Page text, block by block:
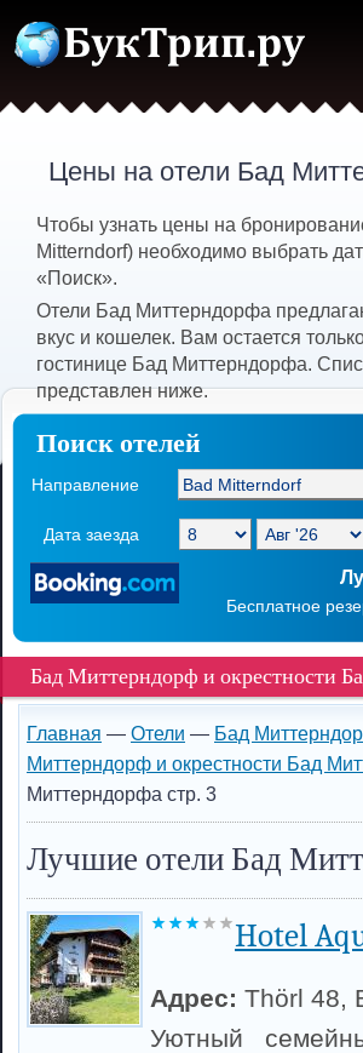
Цены на отели Бад
Чтобы узнать цены на
Mitterndorf) необходимо выбрать
«Поиск».
Отели Бад Миттерндорфа
вкус и кошелек. Вам остается
гостинице Бад Миттерндорфа.
представлен ниже.
Поиск отелей
Направление
Дата заезда
Бесплатное
Бад Миттерндорф и окрестности
Главная — Отели — Бад
Миттерндорф и окрестности Бад
Миттерндорфа стр. 3
Лучшие отели Бад
Hotel
Адрес: Thörl 48,
Уютный